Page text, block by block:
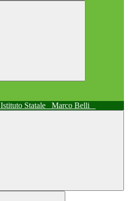
Istituto Statale Marco Belli